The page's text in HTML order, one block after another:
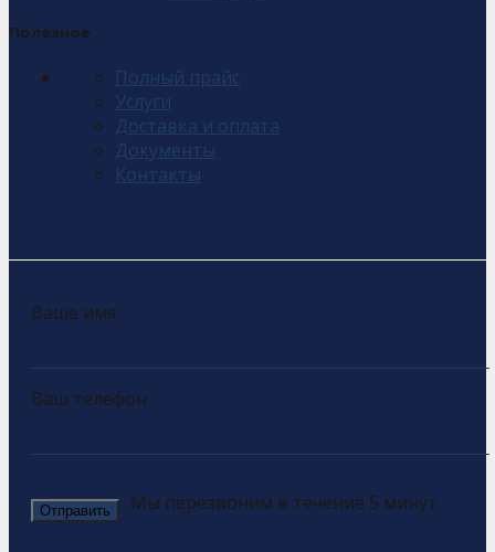
Полезное
Полный прайс
Услуги
Доставка и оплата
Документы
Контакты
Ваше имя
Ваш телефон
Мы перезвоним в течение 5 минут.